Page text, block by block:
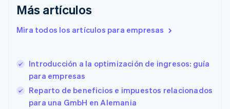
Más artículos
Mira todos los artículos para empresas
Introducción a la optimización de ingresos: guía
para empresas
Reparto de beneficios e impuestos relacionados
para una GmbH en Alemania
English
English
España
Estados Unidos
EnglishEspañol简体中文
Estonia